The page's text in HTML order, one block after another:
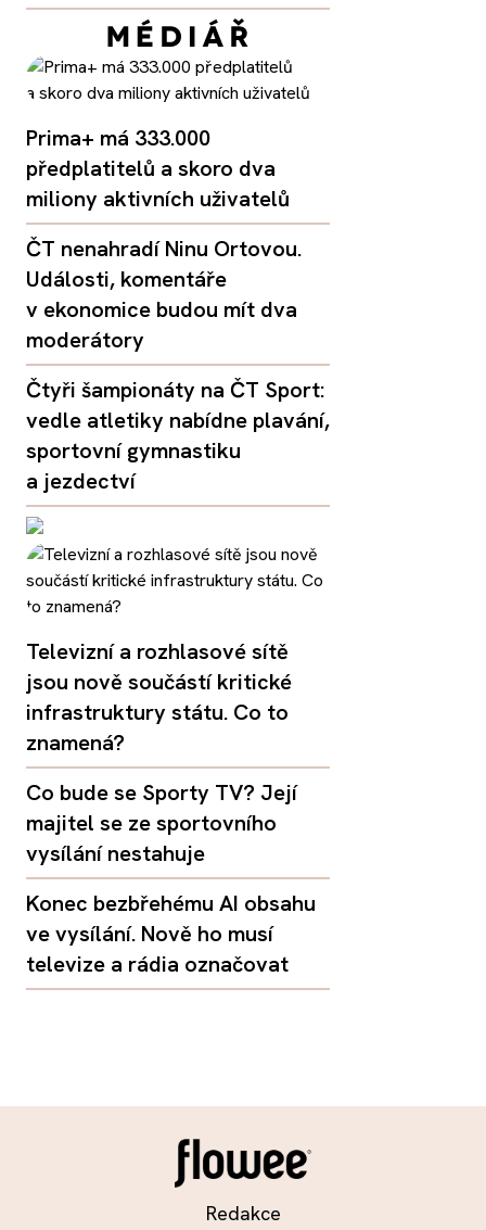
Prima+ má 333.000
předplatitelů a skoro dva
miliony aktivních uživatelů
ČT nenahradí Ninu Ortovou.
Události, komentáře
v ekonomice budou mít dva
moderátory
Čtyři šampionáty na ČT Sport:
vedle atletiky nabídne plavání,
sportovní gymnastiku
a jezdectví
Televizní a rozhlasové sítě
jsou nově součástí kritické
infrastruktury státu. Co to
znamená?
Co bude se Sporty TV? Její
majitel se ze sportovního
vysílání nestahuje
Konec bezbřehému AI obsahu
ve vysílání. Nově ho musí
televize a rádia označovat
Redakce